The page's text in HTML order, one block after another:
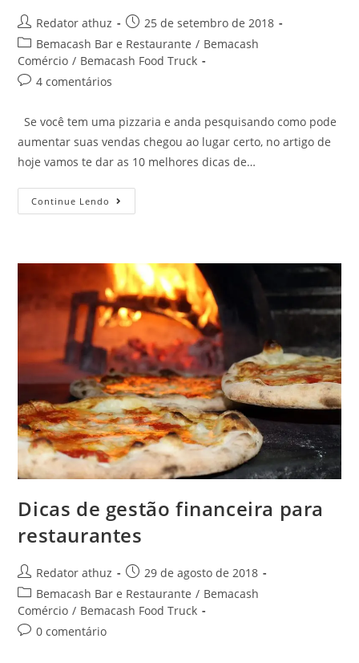
Redator athuz
25 de setembro de 2018
Bemacash Bar e Restaurante / Bemacash
Comércio / Bemacash Food Truck
4 comentários
Se você tem uma pizzaria e anda pesquisando como pode
aumentar suas vendas chegou ao lugar certo, no artigo de
hoje vamos te dar as 10 melhores dicas de…
Continue Lendo
Dicas de gestão financeira para
restaurantes
Redator athuz
29 de agosto de 2018
Bemacash Bar e Restaurante / Bemacash
Comércio / Bemacash Food Truck
0 comentário